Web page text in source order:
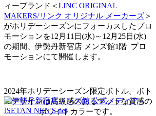
ィーブランド＜ LINC ORIGINAL
MAKERS/リンク オリジナル メーカーズ ＞
がホリデーシーズンにフォーカスしたプロ
モーションを12月11日(水)～12月25日(水)
の期間、伊勢丹新宿店 メンズ館1階 プロ
モーションにて開催します。
2024年ホリデーシーズン限定ボトル。ボト
ルデザインは高級感のあるマットな質感の
ホワイトカラーです。